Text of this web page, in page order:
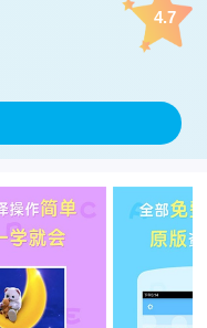
4.7